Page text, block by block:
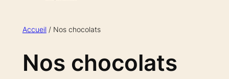
Accueil / Nos chocolats
Nos chocolats